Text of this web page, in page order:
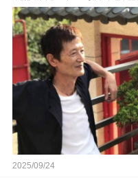
2025/09/24